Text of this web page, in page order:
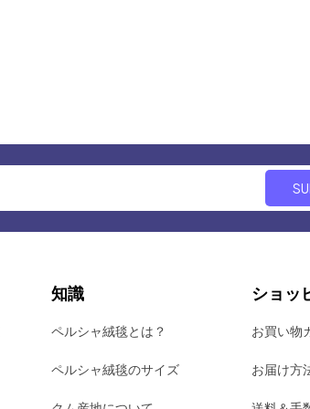
知識
ペルシャ絨毯とは？
ペルシャ絨毯のサイズ
ショッ
お買い物
お届け方